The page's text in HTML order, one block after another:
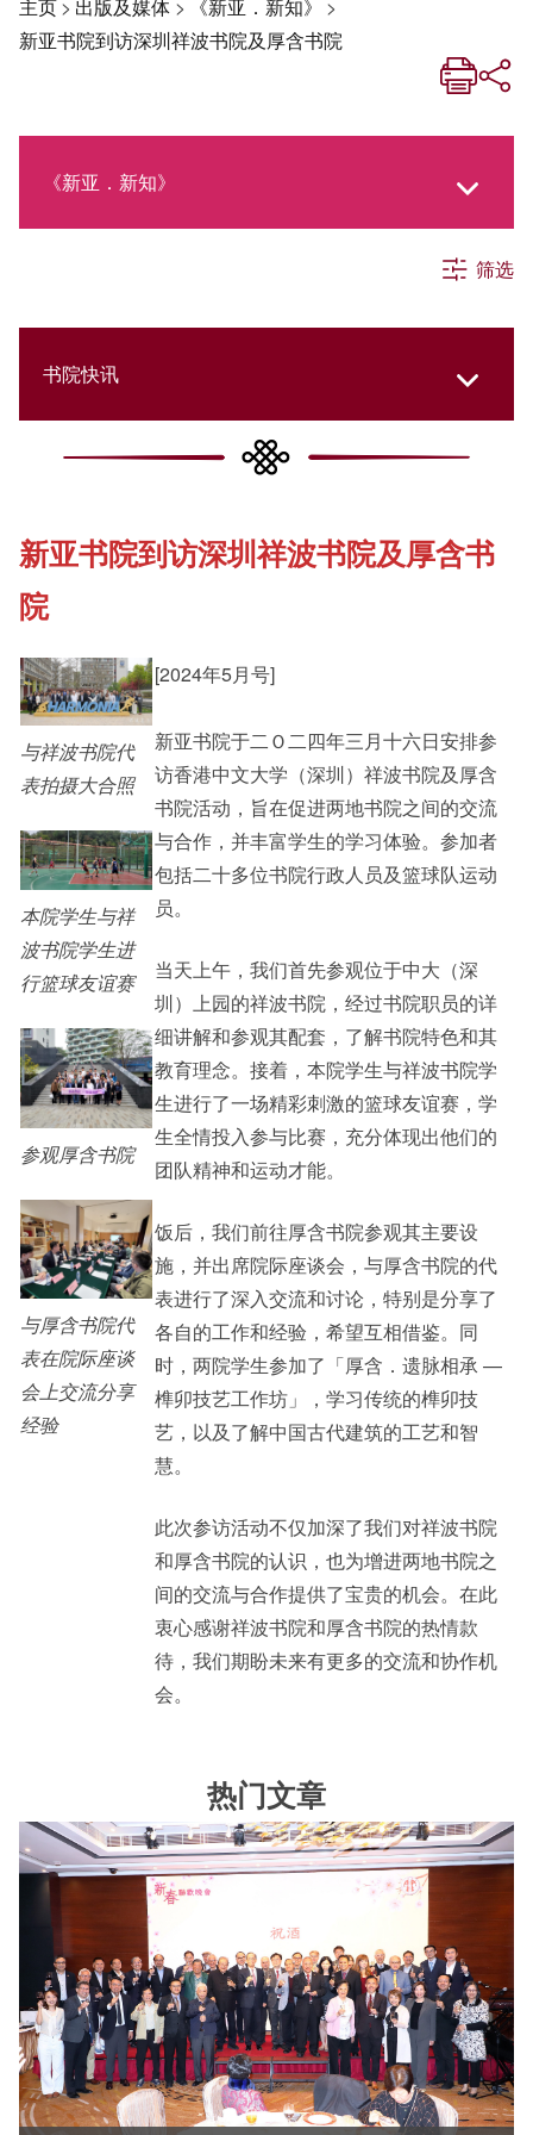
主页> 出版及媒体 > 《新亚．新知》 >
新亚书院到访深圳祥波书院及厚含书院
《新亚．新知》
社交媒体专栏
《新亚简讯》
《新亚书院概览》
新亚影集
影片库
筛选
书院快讯
Cultural Topics
Student Development
Staff Engagement
Alumni Connections
新亚书院到访深圳祥波书院及厚含书
院
与祥波书院代
表拍摄大合照
本院学生与祥
波书院学生进
行篮球友谊赛
参观厚含书院
与厚含书院代
表在院际座谈
会上交流分享
经验
[2024年5月号]
新亚书院于二Ｏ二四年三月十六日安排参
访香港中文大学（深圳）祥波书院及厚含
书院活动，旨在促进两地书院之间的交流
与合作，并丰富学生的学习体验。参加者
包括二十多位书院行政人员及篮球队运动
员。
当天上午，我们首先参观位于中大（深
圳）上园的祥波书院，经过书院职员的详
细讲解和参观其配套，了解书院特色和其
教育理念。接着，本院学生与祥波书院学
生进行了一场精彩刺激的篮球友谊赛，学
生全情投入参与比赛，充分体现出他们的
团队精神和运动才能。
饭后，我们前往厚含书院参观其主要设
施，并出席院际座谈会，与厚含书院的代
表进行了深入交流和讨论，特别是分享了
各自的工作和经验，希望互相借鉴。同
时，两院学生参加了「厚含．遗脉相承 —
榫卯技艺工作坊」，学习传统的榫卯技
艺，以及了解中国古代建筑的工艺和智
慧。
此次参访活动不仅加深了我们对祥波书院
和厚含书院的认识，也为增进两地书院之
间的交流与合作提供了宝贵的机会。在此
衷心感谢祥波书院和厚含书院的热情款
待，我们期盼未来有更多的交流和协作机
会。
热门文章